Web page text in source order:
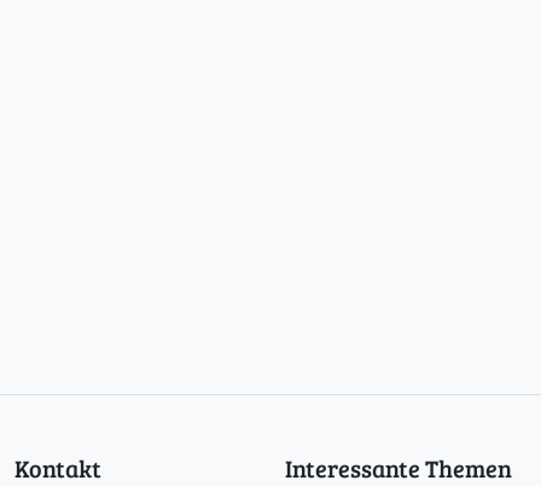
Kontakt Interessante Themen